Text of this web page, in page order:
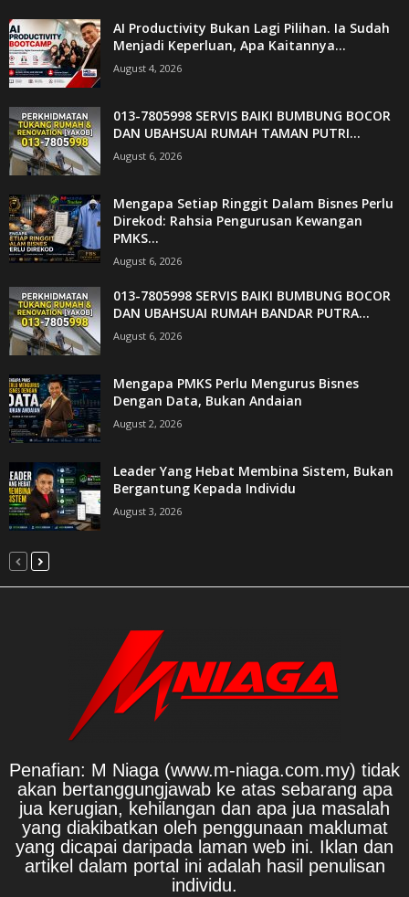
AI Productivity Bukan Lagi Pilihan. Ia Sudah
Menjadi Keperluan, Apa Kaitannya...
August 4, 2026
013-7805998 SERVIS BAIKI BUMBUNG BOCOR
DAN UBAHSUAI RUMAH TAMAN PUTRI...
August 6, 2026
Mengapa Setiap Ringgit Dalam Bisnes Perlu
Direkod: Rahsia Pengurusan Kewangan
PMKS...
August 6, 2026
013-7805998 SERVIS BAIKI BUMBUNG BOCOR
DAN UBAHSUAI RUMAH BANDAR PUTRA...
August 6, 2026
Mengapa PMKS Perlu Mengurus Bisnes
Dengan Data, Bukan Andaian
August 2, 2026
Leader Yang Hebat Membina Sistem, Bukan
Bergantung Kepada Individu
August 3, 2026
Penafian: M Niaga (www.m-niaga.com.my) tidak
akan bertanggungjawab ke atas sebarang apa
jua kerugian, kehilangan dan apa jua masalah
yang diakibatkan oleh penggunaan maklumat
yang dicapai daripada laman web ini. Iklan dan
artikel dalam portal ini adalah hasil penulisan
individu.